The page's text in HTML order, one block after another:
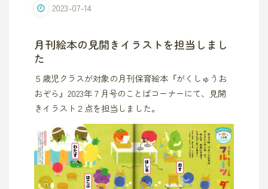
2023-07-14
月刊絵本の見開きイラストを担当しまし
た
５歳児クラスが対象の月刊保育絵本『がくしゅうお
おぞら』2023年７月号のことばコーナーにて、見開
きイラスト２点を担当しました。